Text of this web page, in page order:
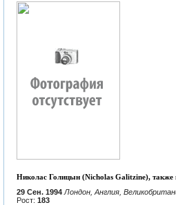
Николас Голицын (Nicholas Galitzine), также
29 Сен. 1994 Лондон, Англия,
Рост: 183